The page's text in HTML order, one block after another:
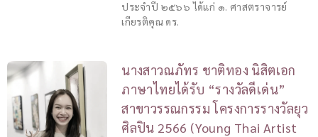
ประจำปี ๒๕๖๖ ได้แก่ ๑. ศาสตราจารย์
เกียรติคุณ ดร.
นางสาวณภัทร ชาติทอง นิสิตเอก
ภาษาไทยได้รับ “รางวัลดีเด่น”
สาขาวรรณกรรม โครงการรางวัลยุว
ศิลปิน 2566 (Young Thai Artist